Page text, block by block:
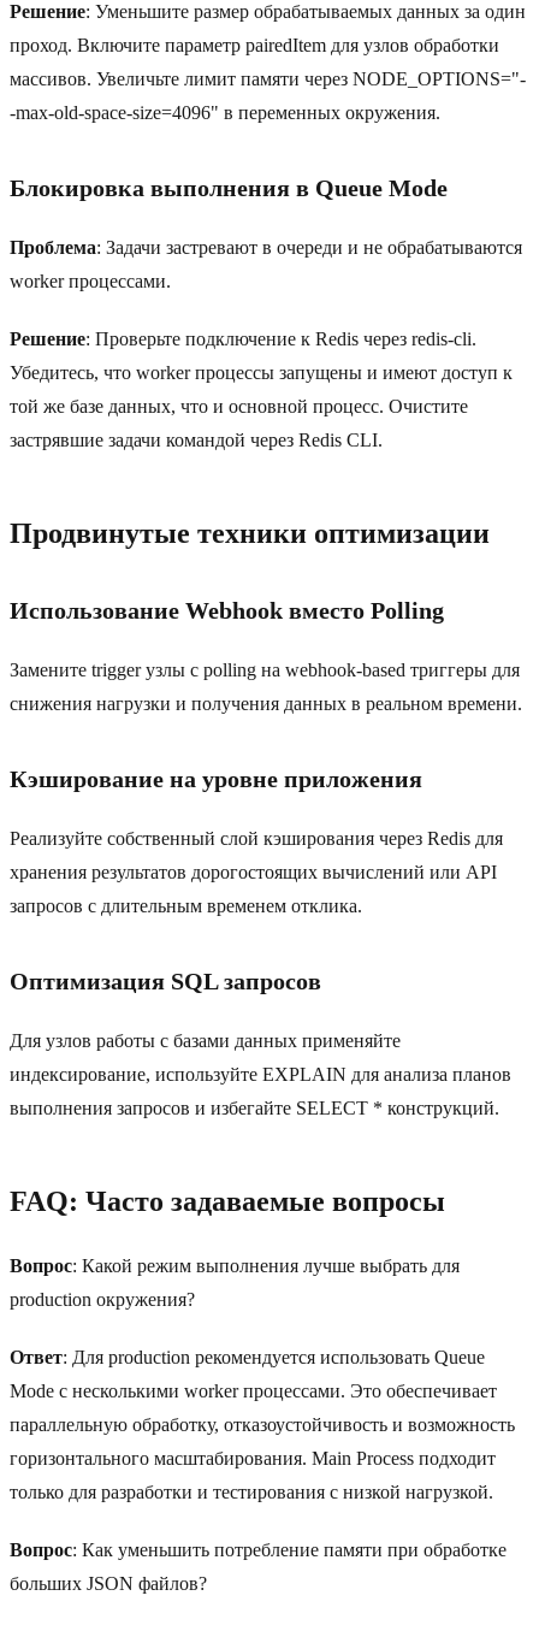
Решение: Уменьшите размер обрабатываемых данных за один
проход. Включите параметр pairedItem для узлов обработки
массивов. Увеличьте лимит памяти через NODE_OPTIONS="-
-max-old-space-size=4096" в переменных окружения.
Блокировка выполнения в Queue Mode
Проблема: Задачи застревают в очереди и не обрабатываются
worker процессами.
Решение: Проверьте подключение к Redis через redis-cli.
Убедитесь, что worker процессы запущены и имеют доступ к
той же базе данных, что и основной процесс. Очистите
застрявшие задачи командой через Redis CLI.
Продвинутые техники оптимизации
Использование Webhook вместо Polling
Замените trigger узлы с polling на webhook-based триггеры для
снижения нагрузки и получения данных в реальном времени.
Кэширование на уровне приложения
Реализуйте собственный слой кэширования через Redis для
хранения результатов дорогостоящих вычислений или API
запросов с длительным временем отклика.
Оптимизация SQL запросов
Для узлов работы с базами данных применяйте
индексирование, используйте EXPLAIN для анализа планов
выполнения запросов и избегайте SELECT * конструкций.
FAQ: Часто задаваемые вопросы
Вопрос: Какой режим выполнения лучше выбрать для
production окружения?
Ответ: Для production рекомендуется использовать Queue
Mode с несколькими worker процессами. Это обеспечивает
параллельную обработку, отказоустойчивость и возможность
горизонтального масштабирования. Main Process подходит
только для разработки и тестирования с низкой нагрузкой.
Вопрос: Как уменьшить потребление памяти при обработке
больших JSON файлов?